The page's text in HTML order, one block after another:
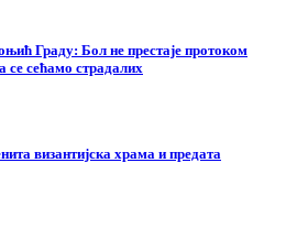
Граду: Бол не престаје протоком
се сећамо страдалих
византијска храма и предата